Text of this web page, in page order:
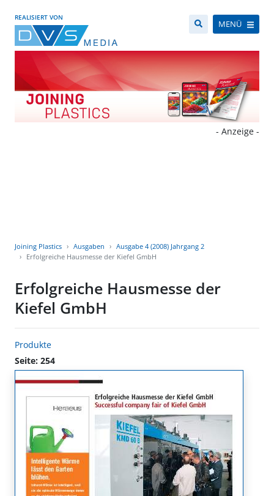
REALISIERT VON
MENÜ
- Anzeige -
Joining Plastics Ausgaben
Ausgabe 4 (2008) Jahrgang 2
Erfolgreiche Hausmesse der Kiefel GmbH
Erfolgreiche Hausmesse der
Kiefel GmbH
Produkte
Seite: 254